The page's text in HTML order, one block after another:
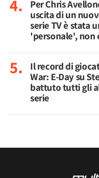
Per Chris
uscita di un
serie TV è stata
'personale', non
Il record di
War: E-Day su
battuto tutti gli
serie